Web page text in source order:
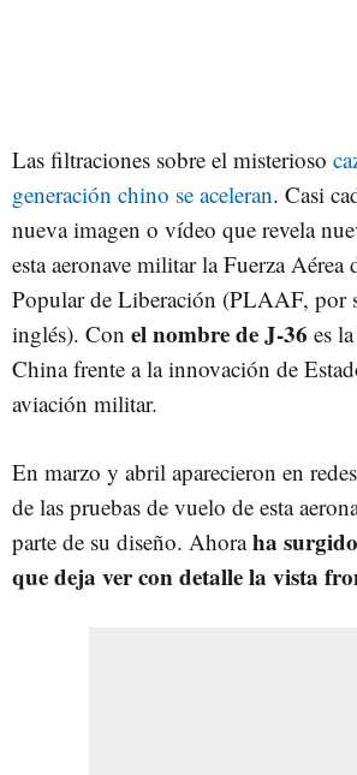
Las filtraciones sobre el misterioso
generación chino se aceleran. Casi
nueva imagen o vídeo que revela
esta aeronave militarla Fuerza Aérea
Popular de Liberación (PLAAF, por
inglés). Con el nombre de J-36 es
China frente a la innovación de
aviación militar.
En marzo y abril aparecieron en
de las pruebas de vuelo de esta
parte de su diseño. Ahoraha
que deja ver con detalle la vista